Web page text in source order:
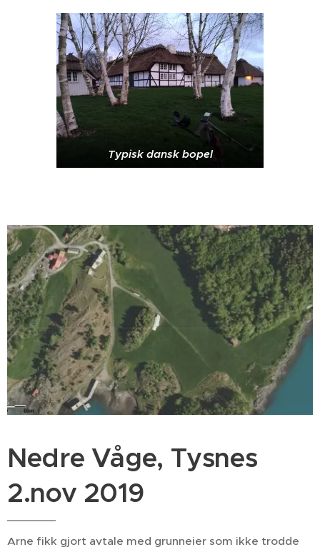
Typisk dansk bopel
Nedre Våge, Tysnes
2.nov 2019
Arne fikk gjort avtale med grunneier som ikke trodde